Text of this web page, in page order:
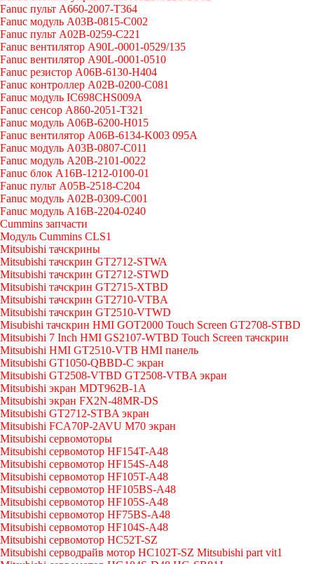
Fanuc пульт A660-2007-T364
Fanuc модуль A03B-0815-C002
Fanuc пульт A02B-0259-C221
Fanuc вентилятор A90L-0001-0529/135
Fanuc вентилятор A90L-0001-0510
Fanuc резистор A06B-6130-H404
Fanuc контроллер A02B-0200-C081
Fanuc модуль IC698CHS009A
Fanuc сенсор A860-2051-T321
Fanuc модуль A06B-6200-H015
Fanuc вентилятор A06B-6134-K003 095A
Fanuc модуль A03B-0807-C011
Fanuc модуль A20B-2101-0022
Fanuc блок A16B-1212-0100-01
Fanuc пульт A05B-2518-C204
Fanuc модуль A02B-0309-C001
Fanuc модуль A16B-2204-0240
Cummins запчасти
Модуль Cummins CLS1
Mitsubishi тачскрины
Mitsubishi тачскрин GT2712-STWA
Mitsubishi тачскрин GT2712-STWD
Mitsubishi тачскрин GT2715-XTBD
Mitsubishi тачскрин GT2710-VTBA
Mitsubishi тачскрин GT2510-VTWD
Misubishi тачскрин HMI GOT2000 Touch Screen GT2708-STBD
Mitsubishi 7 Inch HMI GS2107-WTBD Touch Screen тачскрин
Mitsubishi HMI GT2510-VTB HMI панель
Mitsubishi GT1050-QBBD-C экран
Mitsubishi GT2508-VTBD GT2508-VTBA экран
Mitsubishi экран MDT962B-1A
Mitsubishi экран FX2N-48MR-DS
Mitsubishi GT2712-STBA экран
Mitsubishi FCA70P-2AVU M70 экран
Mitsubishi сервомоторы
Mitsubishi сервомотор HF154T-A48
Mitsubishi сервомотор HF154S-A48
Mitsubishi сервомотор HF105T-A48
Mitsubishi сервомотор HF105BS-A48
Mitsubishi сервомотор HF105S-A48
Mitsubishi сервомотор HF75BS-A48
Mitsubishi сервомотор HF104S-A48
Mitsubishi сервомотор HC52T-SZ
Mitsubishi серводрайв мотор HC102T-SZ Mitsubishi part vit1